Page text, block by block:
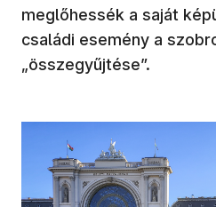
meglőhessék a saját
családi esemény a
„összegyűjtése”.